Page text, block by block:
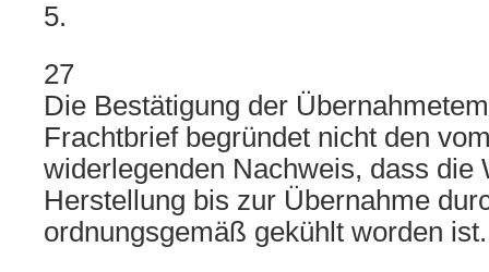
5.
27
Die Bestätigung der
Frachtbrief begründet nicht den
widerlegenden Nachweis, dass die
Herstellung bis zur Übernahme
ordnungsgemäß gekühlt worden ist.